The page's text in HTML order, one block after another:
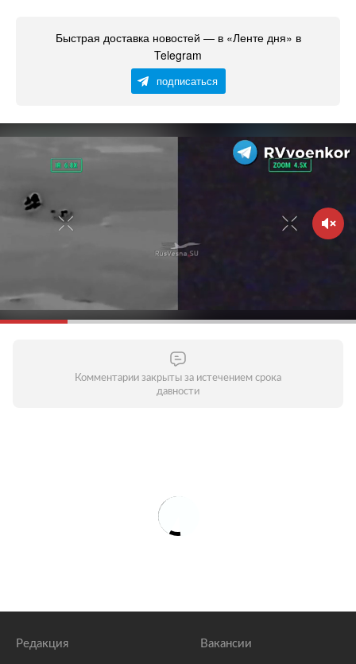
Быстрая доставка новостей — в «Ленте дня» в
Telegram
подписаться
Комментарии закрыты за истечением срока
давности
Редакция Вакансии